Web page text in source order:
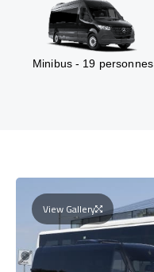
Minibus - 19 personnes
View Gallery